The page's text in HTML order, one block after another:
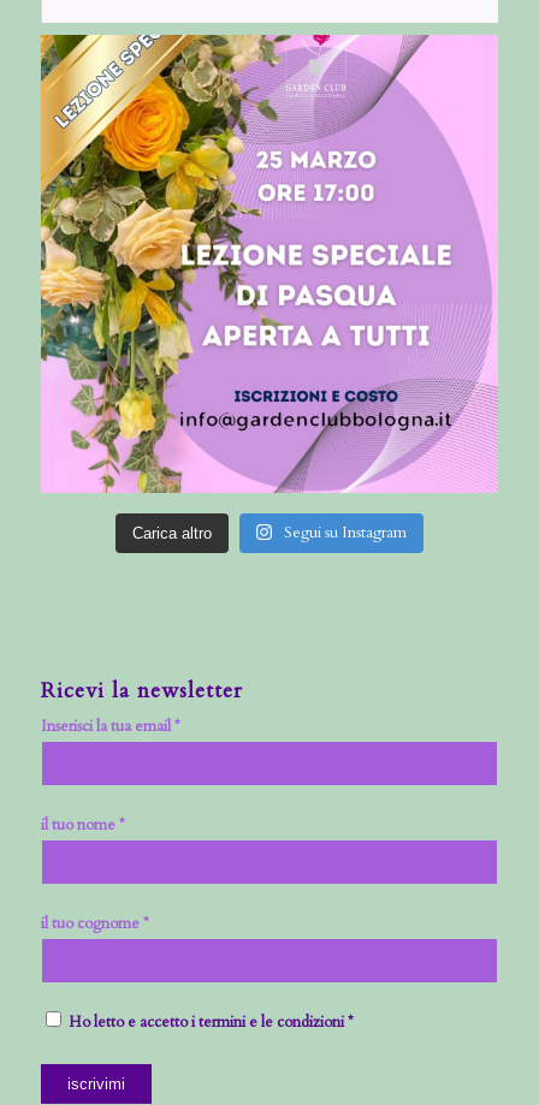
Carica altro Segui su Instagram
Ricevi la newsletter
Inserisci la tua email *
il tuo nome *
il tuo cognome *
Ho letto e accetto i termini e le condizioni *